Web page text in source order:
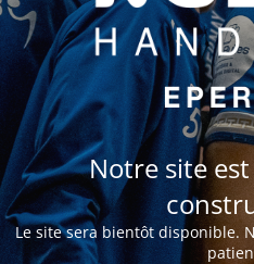
Notre site
Le site sera bientôt disponible.